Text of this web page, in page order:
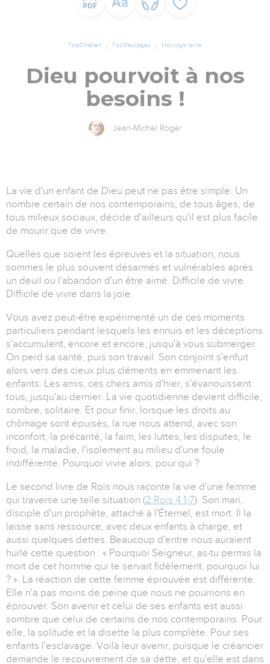
TopChrétien TopMessages Message texte
Dieu pourvoit à nos
besoins !
Jean-Michel Roger
La vie d'un enfant de Dieu peut ne pas être simple. Un
nombre certain de nos contemporains, de tous âges, de
tous milieux sociaux, décide d'ailleurs qu'il est plus facile
de mourir que de vivre.
Quelles que soient les épreuves et la situation, nous
sommes le plus souvent désarmés et vulnérables après
un deuil ou l'abandon d'un être aimé. Difficile de vivre.
Difficile de vivre dans la joie.
Vous avez peut-être expérimenté un de ces moments
particuliers pendant lesquels les ennuis et les déceptions
s'accumulent, encore et encore, jusqu'à vous submerger.
On perd sa santé, puis son travail. Son conjoint s'enfuit
alors vers des cieux plus cléments en emmenant les
enfants. Les amis, ces chers amis d'hier, s'évanouissent
tous, jusqu'au dernier. La vie quotidienne devient difficile,
sombre, solitaire. Et pour finir, lorsque les droits au
chômage sont épuisés, la rue nous attend, avec son
inconfort, la précarité, la faim, les luttes, les disputes, le
froid, la maladie, l'isolement au milieu d'une foule
indifférente. Pourquoi vivre alors, pour qui ?
Le second livre de Rois nous raconte la vie d'une femme
qui traverse une telle situation (2 Rois 4.1-7). Son mari,
disciple d'un prophète, attaché à l'Éternel, est mort. Il la
laisse sans ressource, avec deux enfants à charge, et
aussi quelques dettes. Beaucoup d'entre nous auraient
hurlé cette question : « Pourquoi Seigneur, as-tu permis la
mort de cet homme qui te servait fidèlement, pourquoi lui
? ». La réaction de cette femme éprouvée est différente.
Elle n'a pas moins de peine que nous ne pourrions en
éprouver. Son avenir et celui de ses enfants est aussi
sombre que celui de certains de nos contemporains. Pour
elle, la solitude et la disette la plus complète. Pour ses
enfants l'esclavage. Voilà leur avenir, puisque le créancier
demande le recouvrement de sa dette, et qu'elle est dans